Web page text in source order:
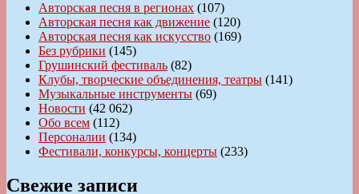
Авторская песня в регионах (107)
Авторская песня как движение (120)
Авторская песня как искусство (169)
Без рубрики (145)
Грушинский фестиваль (82)
Клубы, творческие объединения, театры (141)
Музыкальные инструменты (69)
Новости (42 062)
Обо всем (112)
Персоналии (134)
Фестивали, конкурсы, концерты (233)
Свежие записи